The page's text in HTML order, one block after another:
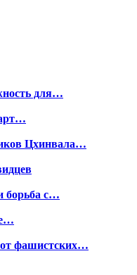
для…
Цхинвала…
борьба с…
от фашистских…